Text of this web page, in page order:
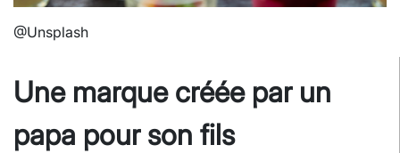
@Unsplash
Une marque créée par un
papa pour son fils